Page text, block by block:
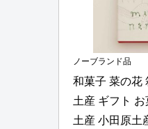
ノーブランド品
和菓子 菜の花
土産 ギフト
土産 小田原土